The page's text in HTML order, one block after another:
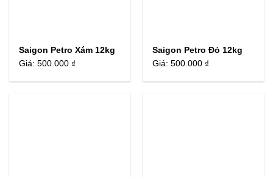
Saigon Petro Xám 12kg
Giá:500.000 ₫
Saigon Petro Đỏ 12kg
Giá:500.000 ₫